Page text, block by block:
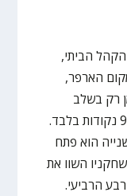
הביתי,
הארפר,
רק בשלב
מתקדם של הרבע, שבו קבוצתו קלעה 9 נקודות בלבד.
הוא פתח
שחקניו השוו את
הרביעי.